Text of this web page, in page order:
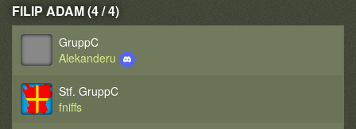
FILIP ADAM (4 / 4)
GruppC
Alekanderu
Stf. GruppC
fniffs